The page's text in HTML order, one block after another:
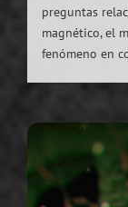
preguntas
magnético, el
fenómeno en